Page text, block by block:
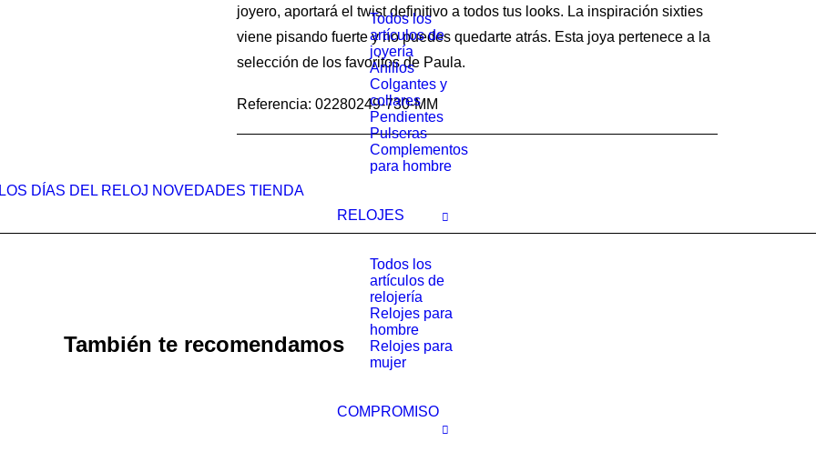
LOS DÍAS DEL RELOJ NOVEDADES TIENDA
Todos los
artículos de
joyería
Anillos
Colgantes y
collares
Pendientes
Pulseras
Complementos
para hombre
RELOJES
Todos los
artículos de
relojería
Relojes para
hombre
Relojes para
mujer
COMPROMISO
joyero, aportará el twist definitivo a todos tus looks. La inspiración sixties
viene pisando fuerte y no puedes quedarte atrás. Esta joya pertenece a la
selección de los favoritos de Paula.
Referencia: 02280249-730-MM
También te recomendamos